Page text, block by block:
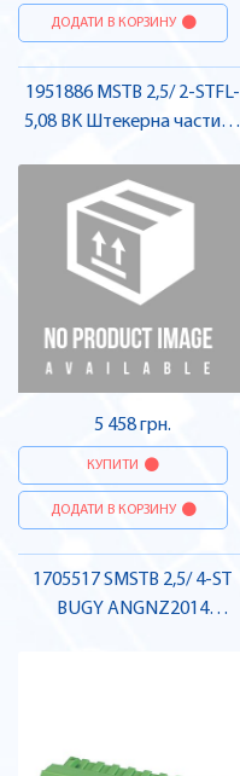
ДОДАТИ В КОРЗИНУ
1951886 MSTB 2,5/ 2-STFL-
5,08 BK Штекерна частина
5 458 грн.
КУПИТИ
ДОДАТИ В КОРЗИНУ
1705517 SMSTB 2,5/ 4-ST
BUGY ANGNZ2014